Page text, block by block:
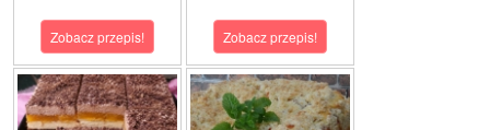
Zobacz przepis! Zobacz przepis!